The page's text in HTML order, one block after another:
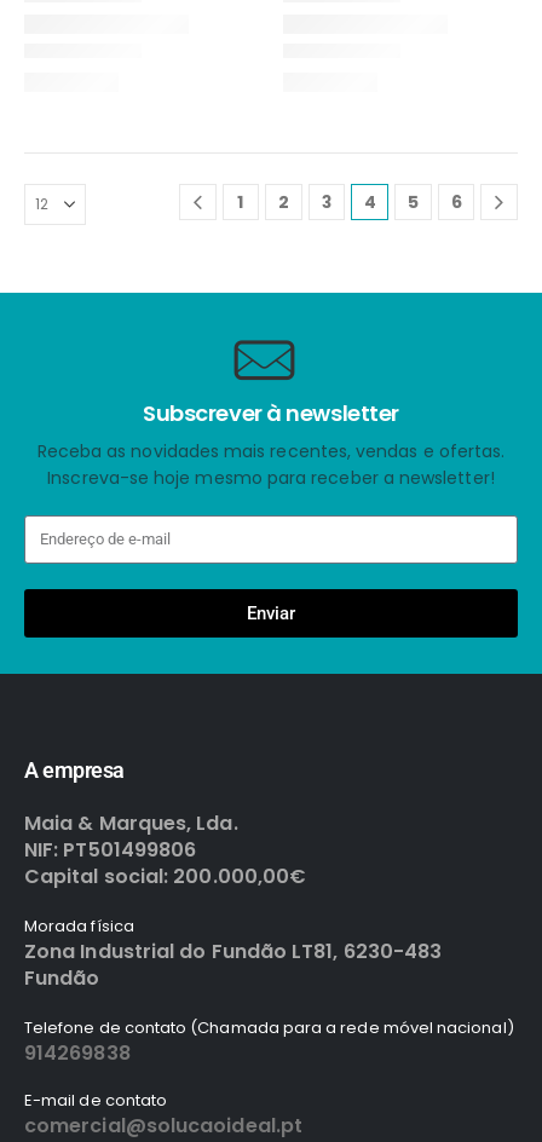
1 2 3 4 5 6
Subscrever à newsletter
Receba as novidades mais recentes, vendas e ofertas.
Inscreva-se hoje mesmo para receber a newsletter!
Enviar
A empresa
Maia & Marques, Lda.
NIF: PT501499806
Capital social: 200.000,00€
Morada física
Zona Industrial do Fundão LT81, 6230-483
Fundão
Telefone de contato (Chamada para a rede móvel nacional)
914269838
E-mail de contato
comercial@solucaoideal.pt